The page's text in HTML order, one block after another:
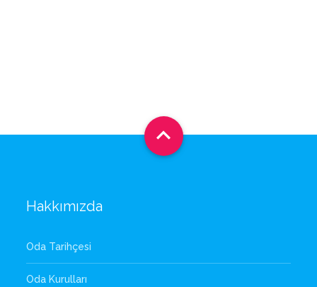

Hakkımızda
Oda Tarihçesi
Oda Kurulları